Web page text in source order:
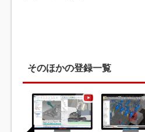
そのほかの登録一覧